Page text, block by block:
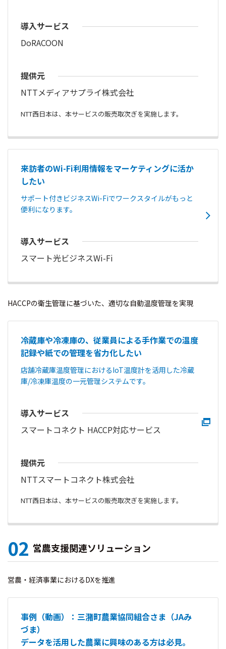
導入サービス
DoRACOON
提供元
NTTメディアサプライ株式会社
NTT西日本は、本サービスの販売取次ぎを実施します。
来訪者のWi-Fi利用情報をマーケティングに活か
したい
サポート付きビジネスWi-Fiでワークスタイルがもっと
便利になります。
導入サービス
スマート光ビジネスWi-Fi
HACCPの衛生管理に基づいた、適切な自動温度管理を実現
冷蔵庫や冷凍庫の、従業員による手作業での温度
記録や紙での管理を省力化したい
店舗冷蔵庫温度管理におけるIoT温度計を活用した冷蔵
庫/冷凍庫温度の一元管理システムです。
導入サービス
スマートコネクト HACCP対応サービス
提供元
NTTスマートコネクト株式会社
NTT西日本は、本サービスの販売取次ぎを実施します。
02 営農支援関連ソリューション
営農・経済事業におけるDXを推進
事例（動画）：三潴町農業協同組合さま（JAみ
づま）
データを活用した農業に興味のある方は必見。